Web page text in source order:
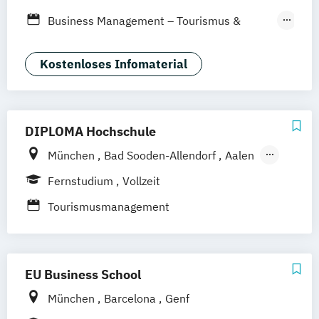
Business Management – Tourismus &
Business Management: Profil Mobility &
Future Living
Kostenloses Infomaterial
DIPLOMA Hochschule
München Bad Sooden-Allendorf
Aalen
Baden-Baden
Berlin
Heilbronn Kassel Leipzig
Bochum Kaiserslautern Wiesbaden
Regenstauf Dresden Hoyerswerda
Magdeburg Ostfildern
Schwentinental / Kiel
Stein / Nürnberg
Fernstudium
Vollzeit
Tourismusmanagement
EU Business School
München Barcelona
Genf